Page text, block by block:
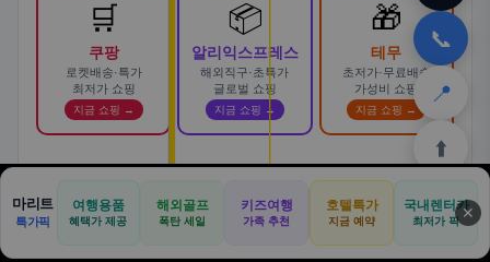
🛒
쿠팡
로켓배송·특가
최저가 쇼핑
지금 쇼핑 →
📦
알리익스프레스
해외직구·초특가
글로벌 쇼핑
지금 쇼핑 →
🎁
테무
초저가·무료배송
가성비 쇼핑
지금 쇼핑 →
🚗
합리적으로
AD
카슐랭 · 신차 장기렌트 · 리스 · 월 렌탈료 비교
바로가기 →
🏠
✈️
공항
⛳
📋
🛒
쿠팡
🎁
테무
📞
📍
⬆️
🏠 📝
견적
🚐
기사등록
🛒
아마존
마리트
특가픽
여행용품
혜택가 제공
해외골프
폭탄 세일
키즈여행
가족 추천
호텔특가
지금 예약
국내렌터카
최저가 픽 ✕